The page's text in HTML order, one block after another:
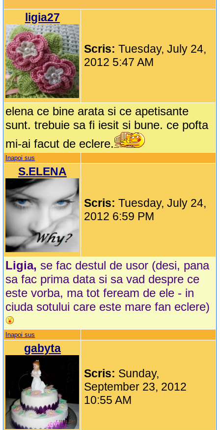
ligia27
Scris:Tuesday, July 24,
2012 5:47 AM
elena ce bine arata si ce apetisante
sunt. trebuie sa fi iesit si bune. ce pofta
mi-ai facut de eclere.
Inapoi sus
S.ELENA
Scris:Tuesday, July 24,
2012 6:59 PM
Ligia, se fac destul de usor (desi, pana
sa fac prima data si sa vad despre ce
este vorba, ma tot feream de ele - in
ciuda sotului care este mare fan eclere)
Inapoi sus
gabyta
Scris: Sunday,
September 23, 2012
10:55 AM